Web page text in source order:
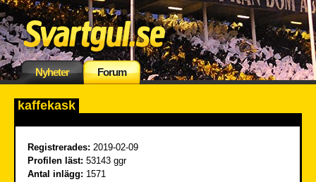
Nyheter Forum
kaffekask
Registrerades: 2019-02-09
Profilen läst: 53143 ggr
Antal inlägg: 1571